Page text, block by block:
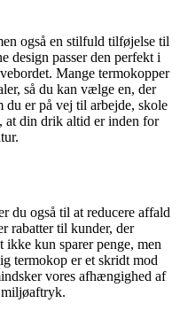
også en stilfuld tilføjelse til
design passer den perfekt i
Mange termokopper
så du kan vælge en, der
du er på vej til arbejde, skole
at din drik altid er inden for
du også til at reducere affald
rabatter til kunder, der
ikke kun sparer penge, men
termokop er et skridt mod
vores afhængighed af
miljøaftryk.